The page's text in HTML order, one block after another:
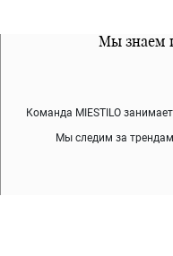
Мы знаем
Команда MIESTILO
Мы следим за
Все наши
Мы используем покрытие
содержит никеля и
Во время доставки
что вам